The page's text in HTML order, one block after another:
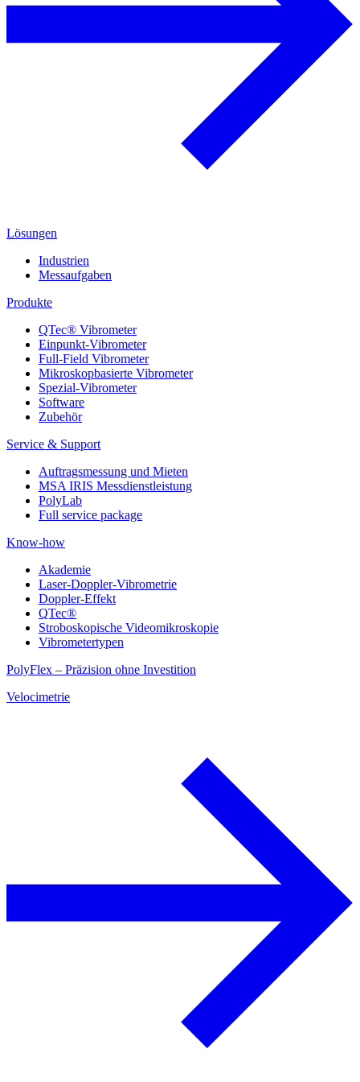
Lösungen
Industrien
Messaufgaben
Produkte
QTec® Vibrometer
Einpunkt-Vibrometer
Full-Field Vibrometer
Mikroskopbasierte Vibrometer
Spezial-Vibrometer
Software
Zubehör
Service & Support
Auftragsmessung und Mieten
MSA IRIS Messdienstleistung
PolyLab
Full service package
Know-how
Akademie
Laser-Doppler-Vibrometrie
Doppler-Effekt
QTec®
Stroboskopische Videomikroskopie
Vibrometertypen
PolyFlex – Präzision ohne Investition
Velocimetrie